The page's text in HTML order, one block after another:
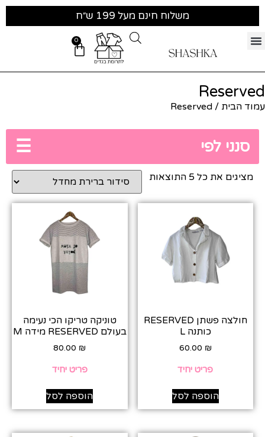
משלוח חינם מעל 199 ש״ח
0
Reserved
עמוד הבית / Reserved
סנני לפי ☰
מציגים את כל ⁦5⁩ התוצאות
חולצה פשתן RESERVED
כותנה L
60.00 ₪
פריט יחיד
הוספה לסל
טוניקה טריקו הכי נעימה
בעולם RESERVED מידה M
80.00 ₪
פריט יחיד
הוספה לסל